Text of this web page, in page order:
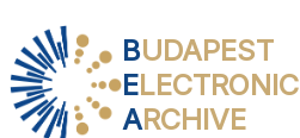
BUDAPEST
ELECTRONIC
ARCHIVE